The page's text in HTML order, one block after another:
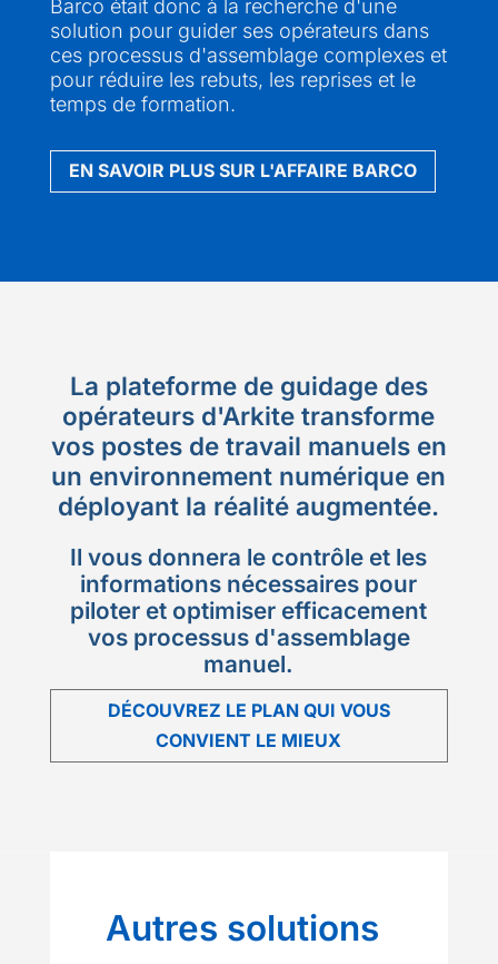
Barco était donc à la recherche d'une
solution pour guider ses opérateurs dans
ces processus d'assemblage complexes et
pour réduire les rebuts, les reprises et le
temps de formation.
EN SAVOIR PLUS SUR L'AFFAIRE BARCO
La plateforme de guidage des
opérateurs d'Arkite transforme
vos postes de travail manuels en
un environnement numérique en
déployant la réalité augmentée.
Il vous donnera le contrôle et les
informations nécessaires pour
piloter et optimiser efficacement
vos processus d'assemblage
manuel.
DÉCOUVREZ LE PLAN QUI VOUS
CONVIENT LE MIEUX
Autres solutions